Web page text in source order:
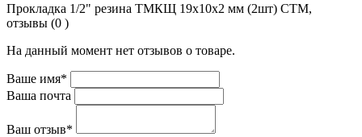
Прокладка 1/2" резина ТМКЩ 19х10х2 мм (2шт) СТМ,
отзывы (0 )
На данный момент нет отзывов о товаре.
Ваше имя*
Ваша почта
Ваш отзыв*